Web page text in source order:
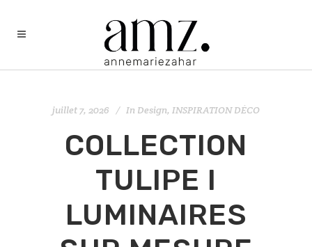
juillet 7, 2026 In Design, INSPIRATION DÉCO
COLLECTION
TULIPE I
LUMINAIRES